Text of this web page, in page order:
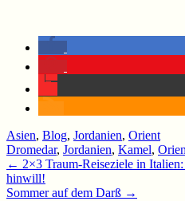
Asien, Blog, Jordanien, Orient
Dromedar, Jordanien, Kamel,
Beitragsnavigation
← 2×3 Traum-Reiseziele in
hinwill!
Sommer auf dem Darß →